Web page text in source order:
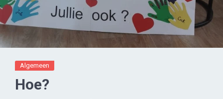
Algemeen
Hoe?